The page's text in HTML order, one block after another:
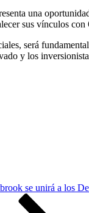
una
sus vínculos
será
y los
se unirá a los